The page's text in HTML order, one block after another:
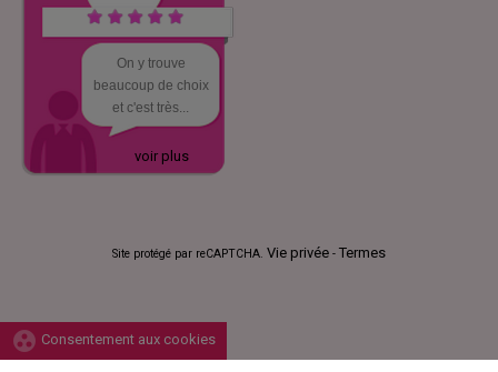
On y trouve
beaucoup de choix
et c'est très...
voir plus
Site protégé par reCAPTCHA. Vie privée - Termes
group_work Consentement aux cookies